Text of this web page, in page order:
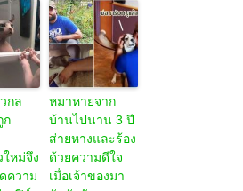
กล
ก
หม่จึง
ความ
หมาหายจาก
บ้านไปนาน 3 ปี
ส่ายหางและร้อง
ด้วยความดีใจ
เมื่อเจ้าของมา